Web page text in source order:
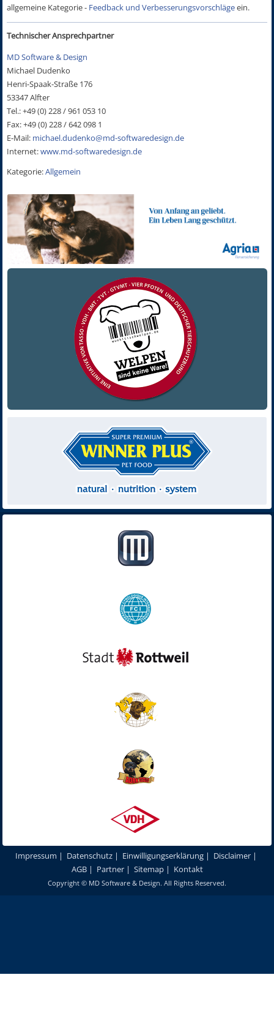
allgemeine Kategorie - Feedback und Verbesserungsvorschlägeein.
Technischer Ansprechpartner
MD Software & Design
Michael Dudenko
Henri-Spaak-Straße 176
53347 Alfter
Tel.: +49 (0) 228 / 961 053 10
Fax: +49 (0) 228 / 642 098 1
E-Mail: michael.dudenko@md-softwaredesign.de
Internet:www.md-softwaredesign.de
Kategorie:Allgemein
Impressum | Datenschutz | Einwilligungserklärung | Disclaimer |
AGB| Partner| Sitemap| Kontakt
Copyright © MD Software & Design. All Rights Reserved.